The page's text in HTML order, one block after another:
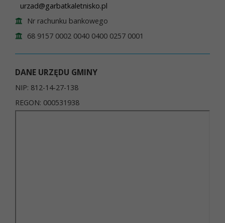
urzad@garbatkaletnisko.pl
Nr rachunku bankowego
68 9157 0002 0040 0400 0257 0001
DANE URZĘDU GMINY
NIP: 812-14-27-138
REGON: 000531938